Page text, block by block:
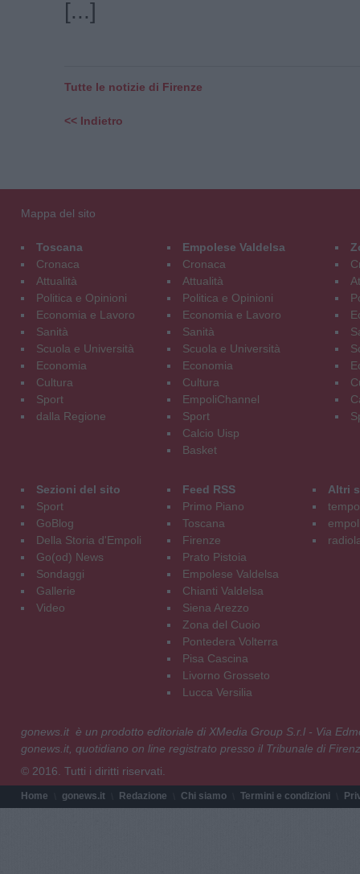
[...]
Tutte le notizie di Firenze
<< Indietro
Mappa del sito
Toscana
Cronaca
Attualità
Politica e Opinioni
Economia e Lavoro
Sanità
Scuola e Università
Economia
Cultura
Sport
dalla Regione
Empolese Valdelsa
Cronaca
Attualità
Politica e Opinioni
Economia e Lavoro
Sanità
Scuola e Università
Economia
Cultura
EmpoliChannel
Sport
Calcio Uisp
Basket
Sezioni del sito
Sport
GoBlog
Della Storia d'Empoli
Go(od) News
Sondaggi
Gallerie
Video
Feed RSS
Primo Piano
Toscana
Firenze
Prato Pistoia
Empolese Valdelsa
Chianti Valdelsa
Siena Arezzo
Zona del Cuoio
Pontedera Volterra
Pisa Cascina
Livorno Grosseto
Lucca Versilia
Altri
gonews.it è un prodotto editoriale di XMedia Group S.r.l - Via
gonews.it, quotidiano on line registrato presso il Tribunale di
© 2016. Tutti i diritti riservati.
Home gonews.it Redazione Chi siamo Termini e condizioni